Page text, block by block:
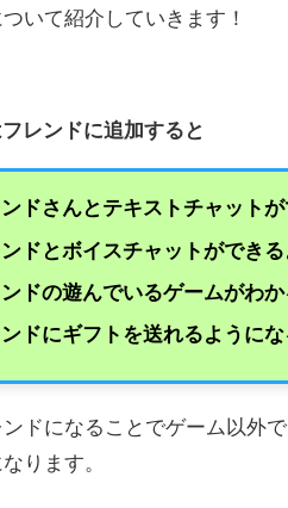
いて紹介していきます！
レンドに追加すると
ドさんとテキストチャット
ドとボイスチャットができ
ドの遊んでいるゲームがわか
ドにギフトを送れるようにな
ドになることでゲーム以外
ります。